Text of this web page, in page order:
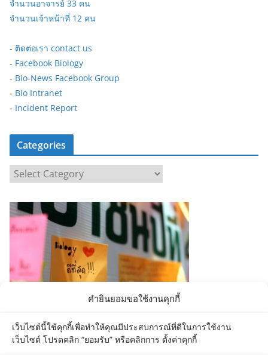
คำยินยอมขอใช้งานคุกกี้
เว็บไซต์นี้ใช้คุกกี้เพื่อทำให้คุณมีประสบการณ์ที่ดีในการใช้งาน
เว็บไซต์ โปรดคลิก “ยอมรับ” หรือคลิกการ ตั้งค่าคุกกี้
จำนวนอาจารย์ 33 คน
จำนวนเจ้าหน้าที่ 12 คน
- ติดต่อเรา contact us
- Facebook Biology
- Bio-News Facebook Group
- Bio Intranet
- Incident Report
Categories
a
t
e
g
i